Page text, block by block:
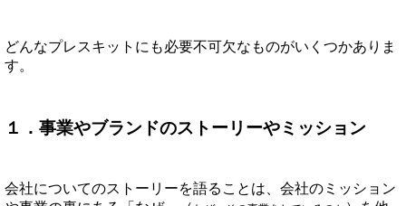
どんなプレスキットにも必要不可欠なものがいくつかありま
す。
１．事業やブランドのストーリーやミッション
会社についてのストーリーを語ることは、会社のミッション